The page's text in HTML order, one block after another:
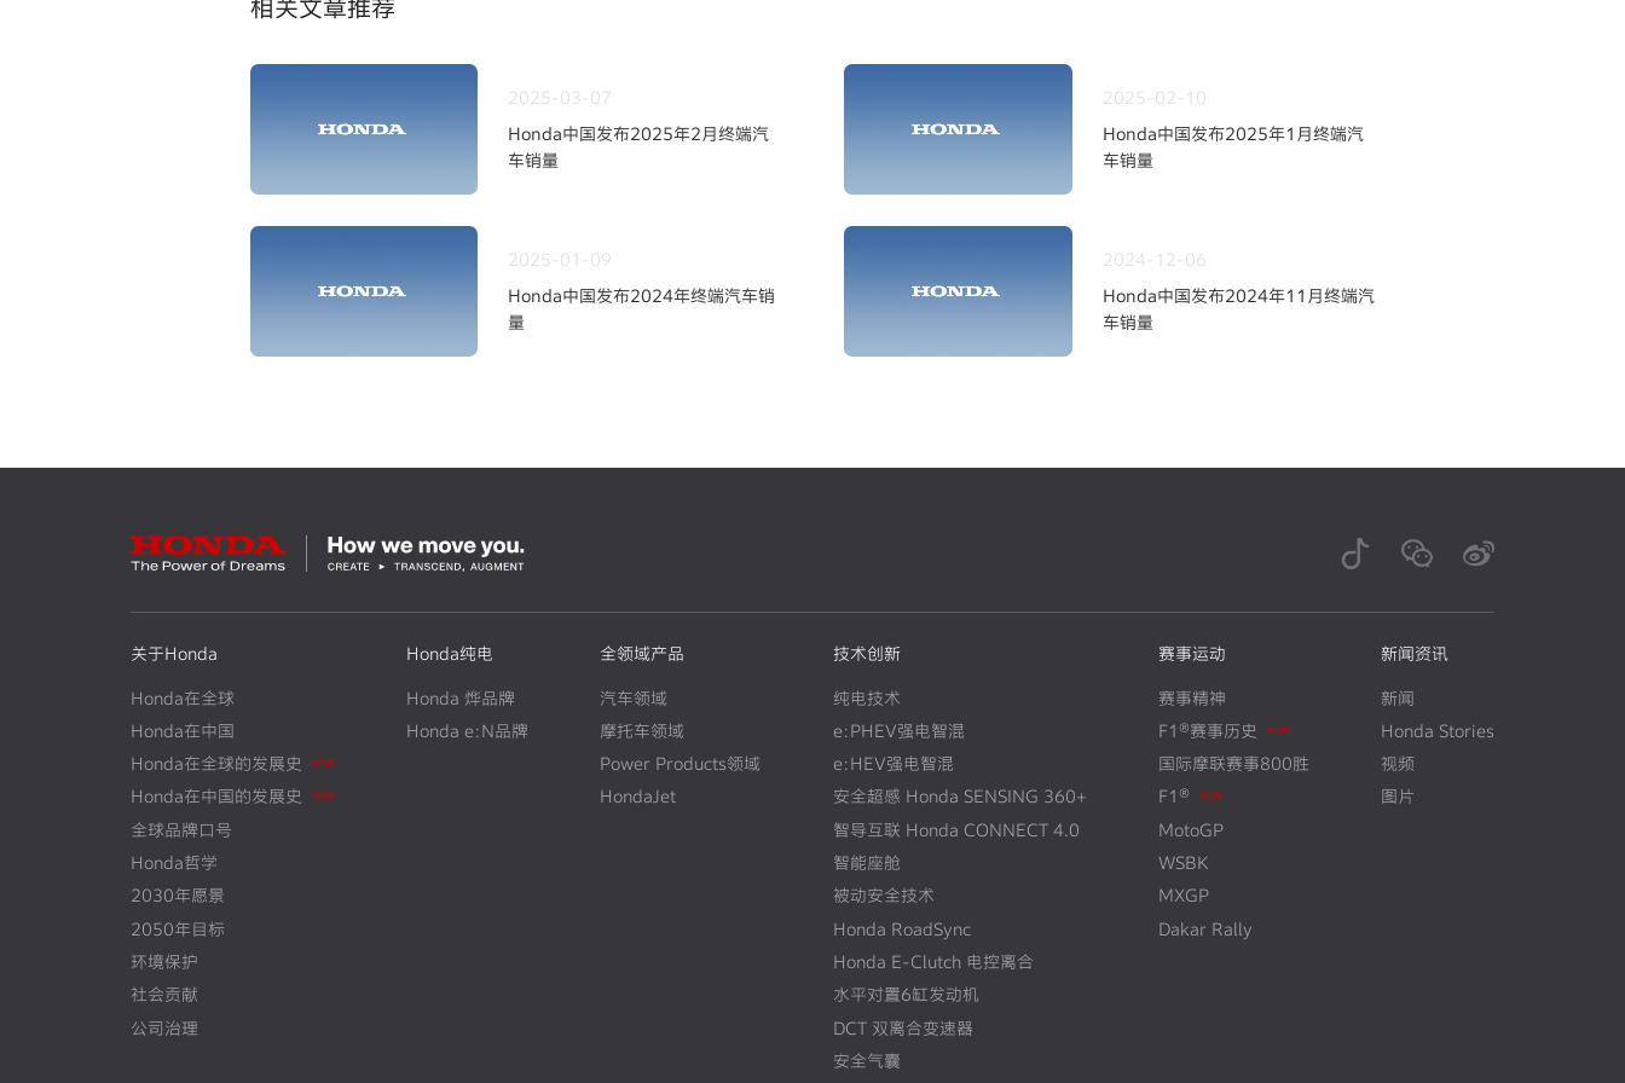
相关文章推荐
2025-03-07
Honda中国发布2025年2月终端汽
车销量
2025-02-10
Honda中国发布2025年1月终端汽
车销量
2025-01-09
Honda中国发布2024年终端汽车销
量
2024-12-06
Honda中国发布2024年11月终端汽
车销量
关于Honda
Honda在全球
Honda在中国
Honda在全球的发展史
NEW
Honda在中国的发展史 NEW
全球品牌口号
Honda哲学
2030年愿景
2050年目标
环境保护
社会贡献
公司治理
Honda纯电
Honda 烨品牌
Honda e:N品牌
全领域产品
汽车领域
摩托车领域
Power Products领域
HondaJet
技术创新
纯电技术
e:PHEV强电智混
e:HEV强电智混
安全超感 Honda SENSING 360+
智导互联 Honda CONNECT 4.0
智能座舱
被动安全技术
Honda RoadSync
Honda E-Clutch 电控离合
水平对置6缸发动机
DCT 双离合变速器
安全气囊
赛事运动
赛事精神
F1®赛事历史
NEW
国际摩联赛事800胜
F1®
NEW
MotoGP
WSBK
MXGP
Dakar Rally
新闻资讯
新闻
Honda Stories
视频
图片